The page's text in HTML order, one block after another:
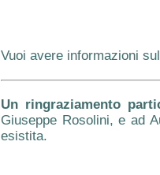
Vuoi avere informazioni
Un ringraziamento
Giuseppe Rosolini, e ad
esistita.